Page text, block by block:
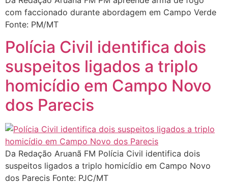
com faccionado durante abordagem em Campo Verde
Fonte: PM/MT
Polícia Civil identifica dois
suspeitos ligados a triplo
homicídio em Campo Novo
dos Parecis
Da Redação Aruanã FM Polícia Civil identifica dois
suspeitos ligados a triplo homicídio em Campo Novo
dos Parecis Fonte: PJC/MT